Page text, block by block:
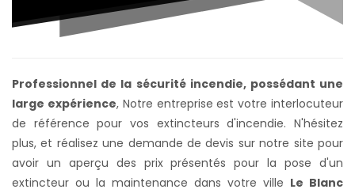
Professionnel de la sécurité incendie, possédant une
large expérience, Notre entreprise est votre interlocuteur
de référence pour vos extincteurs d'incendie. N'hésitez
plus, et réalisez une demande de devis sur notre site pour
avoir un aperçu des prix présentés pour la pose d'un
extincteur ou la maintenance dans votre ville Le Blanc